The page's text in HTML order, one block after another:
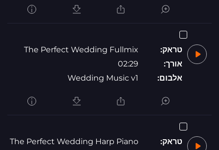
טראק:
The Perfect Wedding Fullmix
אורך:
02:29
אלבום:
Wedding Music v1
טראק:
The Perfect Wedding Harp Piano